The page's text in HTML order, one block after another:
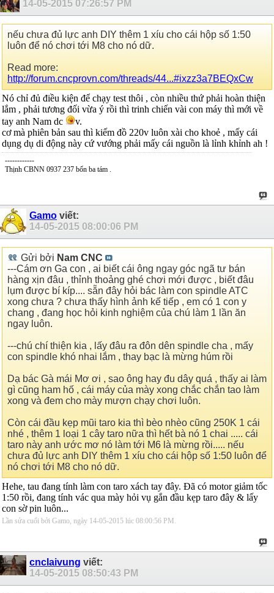
14-05-2015 07:26:57 PM
nếu chưa đủ lực anh DIY thêm 1 xíu cho cái hộp số 1:50
luôn để nó chơi tới M8 cho nó dữ.
Read more:
http://forum.cncprovn.com/threads/44...#ixzz3a7BEQxCw
Nó chỉ đủ điều kiện để chạy test thôi , còn nhiều thứ phải hoàn thiện
lắm , phải tương đối vừa ý rồi thì trinh chiến vài con máy thì mới về
tay anh Nam dc
v.
cơ mà phiên bản sau thì kiếm đồ 220v luôn xài cho khoẻ , mấy cái
dụng dụ di động này cứ vướng phải mấy cái nguồn là lỉnh khỉnh ah !
------------
Thịnh CBNN 0937 237 bốn ba tám .
Gamo viết:
14-05-2015 08:00:06 PM
Gửi bởi Nam CNC
---Cám ơn Ga con , ai biết cái ông ngay góc ngã tư bán
hàng xịn đâu , thỉnh thoảng ghé chơi mới được , biết đâu
lụm được bí kíp.... sẵn đây hỏi bác làm con spindle ATC
xong chưa ? chưa thấy hình ảnh kế tiếp , em có 1 con y
chang , đang học hỏi kinh nghiệm của chú làm 1 lần ăn
ngay luôn.
---chú chí thiện kia , lấy đâu ra đôn dên spindle cha , mấy
con spindle khó nhai lắm , thay bạc là mừng húm rồi
Dạ bác Gà mái Mơ ơi , sao ông hay đu dây quá , thấy ai làm
gì cũng ham hố , cái máy của mày xong chắc chắn tao làm
xong và đem cho mày mượn chạy chơi luôn.
Còn cái đầu kẹp mũi taro kia thì bèo nhèo cũng 250K 1 cái
nhé , thêm 1 loại 1 cây taro nữa thì hết bà nó 1 chai ..... cái
taro này anh ước mơ nó làm tới M6 là mừng rồi..... nếu
chưa đủ lực anh DIY thêm 1 xíu cho cái hộp số 1:50 luôn để
nó chơi tới M8 cho nó dữ.
Hehe, tau đang tính làm con taro xách tay đây. Đã có motor giảm tốc
1:50 rồi, đang tính vác qua mày hỏi vụ gắn đầu kẹp taro đây & lấy
con sờ pin luôn...
Lần sửa cuối bởi Gamo, ngày 14-05-2015 lúc 08:00:56 PM
cnclaivung viết:
14-05-2015 08:50:43 PM